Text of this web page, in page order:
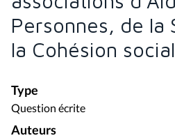
Personnes, de la
la Cohésion
Type
Question écrite
Auteurs